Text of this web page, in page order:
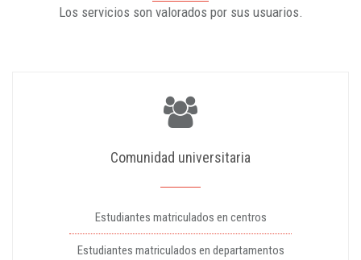
Los servicios son valorados por sus usuarios.
Comunidad universitaria
Estudiantes matriculados en centros
Estudiantes matriculados en departamentos